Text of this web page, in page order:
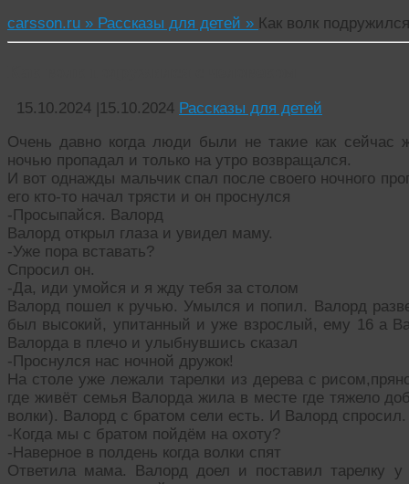
carsson.ru » Рассказы для детей » Как волк
15.10.2024 |15.10.2024 Рассказы для детей
Очень давно когда люди были не такие как
ночью пропадал и только на утро возвращался.
И вот однажды мальчик спал после своего ночного
его кто-то начал трясти и он проснулся
-Просыпайся. Валорд
Валорд открыл глаза и увидел маму.
-Уже пора вставать?
Спросил он.
-Да, иди умойся и я жду тебя за столом
Валорд пошел к ручью. Умылся и попил. Валорд
был высокий, упитанный и уже взрослый, ему 16 а
Валорда в плечо и улыбнувшись сказал
-Проснулся нас ночной дружок!
На столе уже лежали тарелки из дерева с
где живёт семья Валорда жила в месте где тяжело
волки). Валорд с братом сели есть. И Валорд спросил.
-Когда мы с братом пойдём на охоту?
-Наверное в полдень когда волки спят
Ответила мама. Валорд доел и поставил тарелку